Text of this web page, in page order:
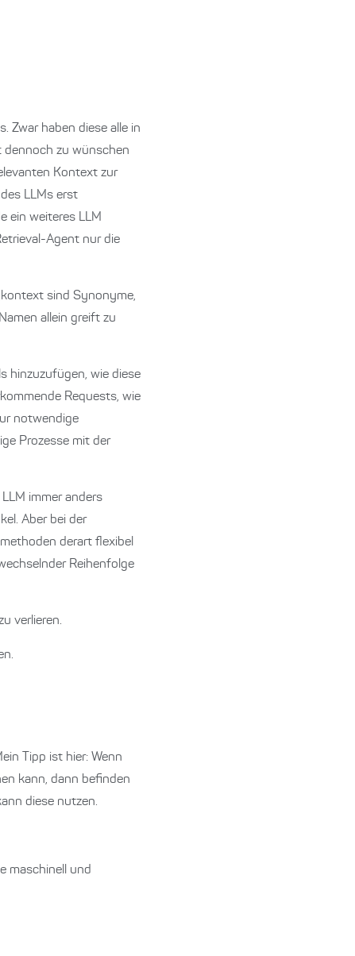
Zwar haben diese alle in
dennoch zu wünschen
Kontext zur
LLMs erst
ein weiteres LLM
Agent nur die
sind Synonyme,
allein greift zu
hinzuzufügen, wie diese
Requests, wie
notwendige
Prozesse mit der
immer anders
Aber bei der
derart flexibel
Reihenfolge
verlieren.
Tipp ist hier: Wenn
kann, dann befinden
diese nutzen.
maschinell und